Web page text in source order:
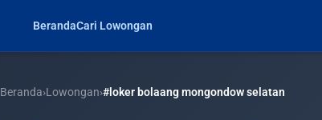
BerandaCari Lowongan
Beranda›Lowongan›#loker bolaang mongondow selatan